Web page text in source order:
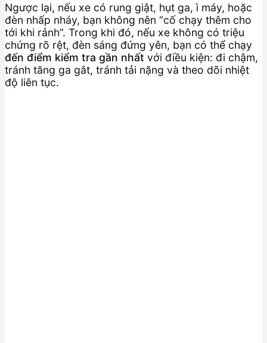
Ngược lại, nếu xe có rung giật, hụt ga, ì máy, hoặc
đèn nhấp nháy, bạn không nên “cố chạy thêm cho
tới khi rảnh”. Trong khi đó, nếu xe không có triệu
chứng rõ rệt, đèn sáng đứng yên, bạn có thể chạy
đến điểm kiểm tra gần nhất với điều kiện: đi chậm,
tránh tăng ga gắt, tránh tải nặng và theo dõi nhiệt
độ liên tục.